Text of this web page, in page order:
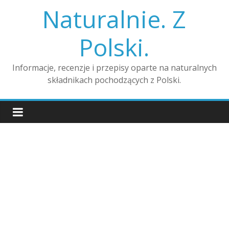
Naturalnie. Z
Polski.
Informacje, recenzje i przepisy oparte na naturalnych
składnikach pochodzących z Polski.